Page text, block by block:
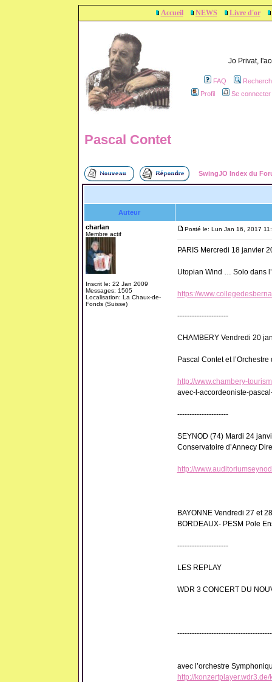
Accueil NEWS Livre d'or
Jo Privat,
FAQ
Profil
Se
Pascal Contet
SwingJO Index du
Auteur
charlan
Membre actif
Inscrit le: 22 Jan 2009
Messages: 1505
Localisation: La Chaux-de-
Fonds (Suisse)
Posté le: Lun Jan 16, 2017
PARIS Mercredi 18 janvier
Utopian Wind … Solo dans
https://
---------------------
CHAMBERY Vendredi 20
Pascal Contet et
http://www.chambery-
avec-l-accordeoniste-
---------------------
SEYNOD (74) Mardi 24
Conservatoire d’Annecy
http://
BAYONNE Vendredi 27 et
BORDEAUX- PESM Pole
---------------------
LES REPLAY
WDR 3 CONCERT DU
avec l’orchestre
http://